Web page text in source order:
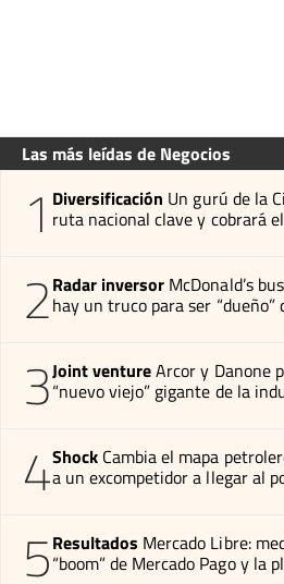
Las más leídas de Negocios
1 Diversificación Un gurú de la
ruta nacional clave y cobrará
2Radar inversor McDonald’s
hay un truco para ser “dueño”
3Joint ventureArcor y Danone
“nuevo viejo” gigante de la
4Shock Cambia el mapa
a un excompetidor a llegar al
5Resultados Mercado Libre:
“boom” de Mercado Pago y la